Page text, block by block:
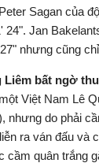
Sagan của
24". Jan
nhưng cũng
Liêm bất ngờ
Việt Nam Lê
nhưng do phải
ra ván đấu và
cầm quân trắng